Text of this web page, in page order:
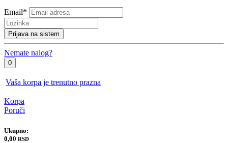
Email*
Prijava na sistem
Nemate nalog?
0
Vaša korpa je trenutno prazna
Korpa
Poruči
Ukupno:
0,00 RSD